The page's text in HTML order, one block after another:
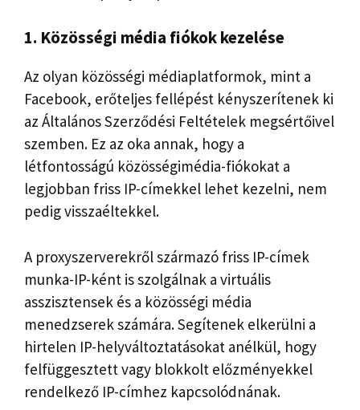
1. Közösségi média fiókok kezelése
Az olyan közösségi médiaplatformok, mint a
Facebook, erőteljes fellépést kényszerítenek ki
az Általános Szerződési Feltételek megsértőivel
szemben. Ez az oka annak, hogy a
létfontosságú közösségimédia-fiókokat a
legjobban friss IP-címekkel lehet kezelni, nem
pedig visszaéltekkel.
A proxyszerverekről származó friss IP-címek
munka-IP-ként is szolgálnak a virtuális
asszisztensek és a közösségi média
menedzserek számára. Segítenek elkerülni a
hirtelen IP-helyváltoztatásokat anélkül, hogy
felfüggesztett vagy blokkolt előzményekkel
rendelkező IP-címhez kapcsolódnának.